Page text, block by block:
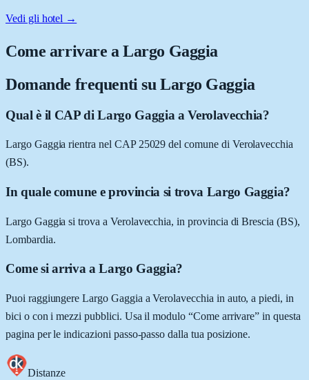
Vedi gli hotel →
Come arrivare aLargo Gaggia
Domande frequenti su Largo Gaggia
Qual è il CAP di Largo Gaggia a Verolavecchia?
Largo Gaggia rientra nel CAP 25029 del comune di Verolavecchia
(BS).
In quale comune e provincia si trova Largo Gaggia?
Largo Gaggia si trova a Verolavecchia, in provincia di Brescia (BS),
Lombardia.
Come si arriva a Largo Gaggia?
Puoi raggiungere Largo Gaggia a Verolavecchia in auto, a piedi, in
bici o con i mezzi pubblici. Usa il modulo “Come arrivare” in questa
pagina per le indicazioni passo-passo dalla tua posizione.
Distanze